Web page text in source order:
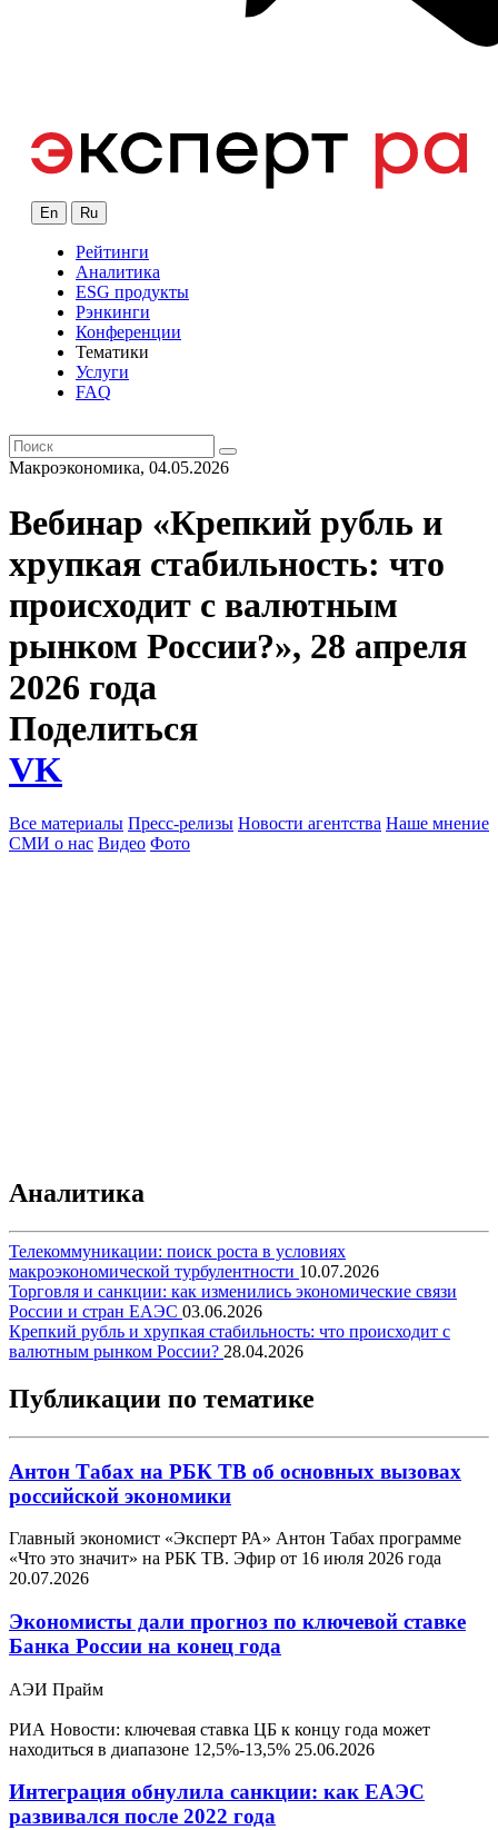
En Ru
Рейтинги
Аналитика
ESG продукты
Рэнкинги
Конференции
Тематики
Услуги
FAQ
Макроэкономика, 04.05.2026
Вебинар «Крепкий рубль и
хрупкая стабильность: что
происходит с валютным
рынком России?», 28 апреля
2026 года
Поделиться
VK
Все материалы Пресс-релизы Новости агентства Наше мнение
СМИ о нас Видео Фото
Аналитика
Телекоммуникации: поиск роста в условиях
макроэкономической турбулентности 10.07.2026
Торговля и санкции: как изменились экономические связи
России и стран ЕАЭС 03.06.2026
Крепкий рубль и хрупкая стабильность: что происходит с
валютным рынком России? 28.04.2026
Публикации по тематике
Антон Табах на РБК ТВ об основных вызовах
российской экономики
Главный экономист «Эксперт РА» Антон Табах программе
«Что это значит» на РБК ТВ. Эфир от 16 июля 2026 года
20.07.2026
Экономисты дали прогноз по ключевой ставке
Банка России на конец года
АЭИ Прайм
РИА Новости: ключевая ставка ЦБ к концу года может
находиться в диапазоне 12,5%-13,5% 25.06.2026
Интеграция обнулила санкции: как ЕАЭС
развивался после 2022 года